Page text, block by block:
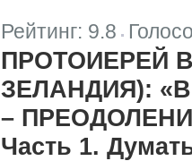
Рейтинг: 9.8 |
ПРОТОИЕРЕЙ
ЗЕЛАНДИЯ):
–
Часть 1.